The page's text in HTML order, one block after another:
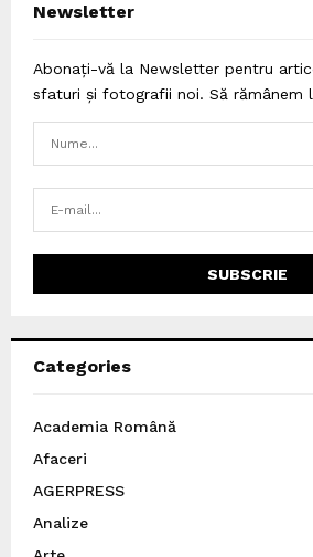
Newsletter
Abonați-vă la Newsletter pentru
sfaturi și fotografii noi. Să rămânem
Categories
Academia Română
Afaceri
AGERPRESS
Analize